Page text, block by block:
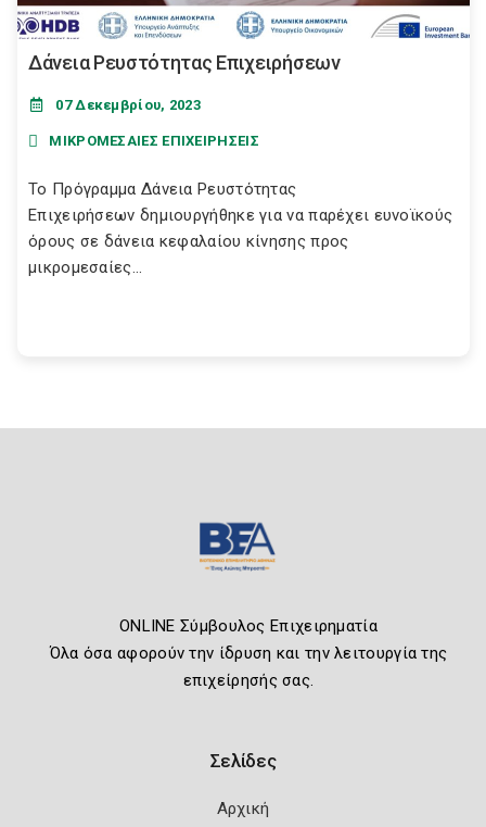
Δάνεια Ρευστότητας Επιχειρήσεων
07 Δεκεμβρίου, 2023
ΜΙΚΡΟΜΕΣΑΙΕΣ ΕΠΙΧΕΙΡΗΣΕΙΣ
Το Πρόγραμμα Δάνεια Ρευστότητας
Επιχειρήσεων δημιουργήθηκε για να παρέχει ευνοϊκούς
όρους σε δάνεια κεφαλαίου κίνησης προς
μικρομεσαίες...
ONLINE Σύμβουλος Επιχειρηματία
Όλα όσα αφορούν την ίδρυση και την λειτουργία της
επιχείρησής σας.
Σελίδες
Αρχική